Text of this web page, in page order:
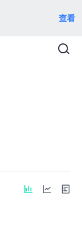
查看